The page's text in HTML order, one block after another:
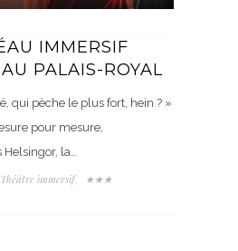
IMMERSIF
PALAIS-ROYAL
qui pèche le plus fort, hein ? »
pour mesure,
Helsingor, la…
Théâtre immersif,
★★★